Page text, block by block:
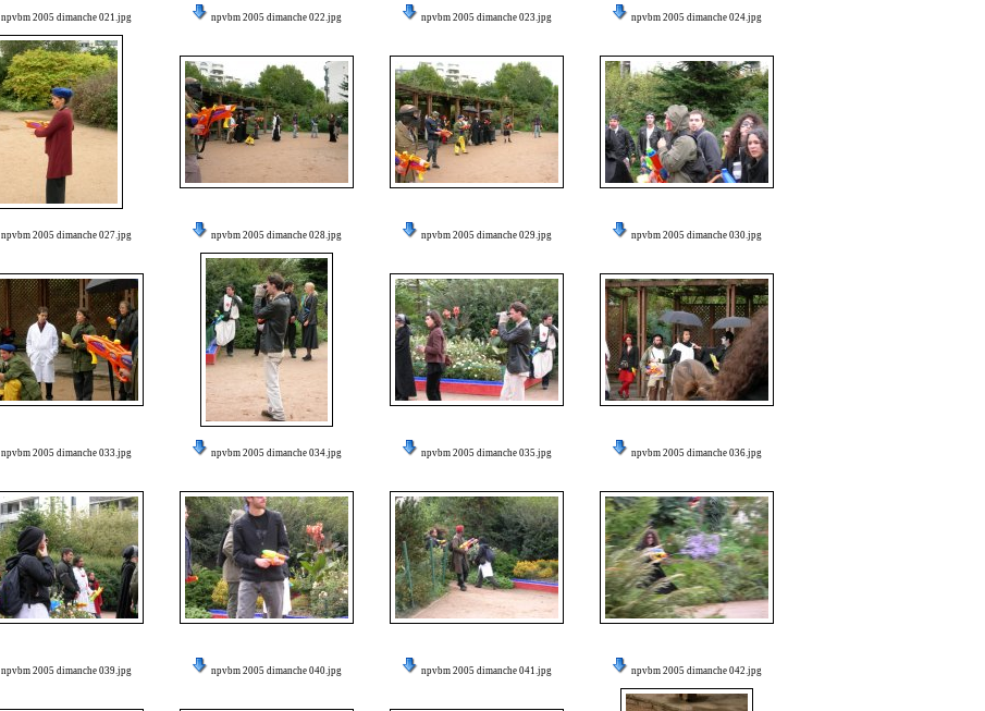
npvbm 2005 dimanche 021.jpg npvbm 2005 dimanche 022.jpg npvbm 2005 dimanche 023.jpg npvbm 2005 dimanche 024.jpg
npvbm 2005 dimanche 027.jpg npvbm 2005 dimanche 028.jpg npvbm 2005 dimanche 029.jpg npvbm 2005 dimanche 030.jpg
npvbm 2005 dimanche 033.jpg npvbm 2005 dimanche 034.jpg npvbm 2005 dimanche 035.jpg npvbm 2005 dimanche 036.jpg
npvbm 2005 dimanche 039.jpg npvbm 2005 dimanche 040.jpg npvbm 2005 dimanche 041.jpg npvbm 2005 dimanche 042.jpg